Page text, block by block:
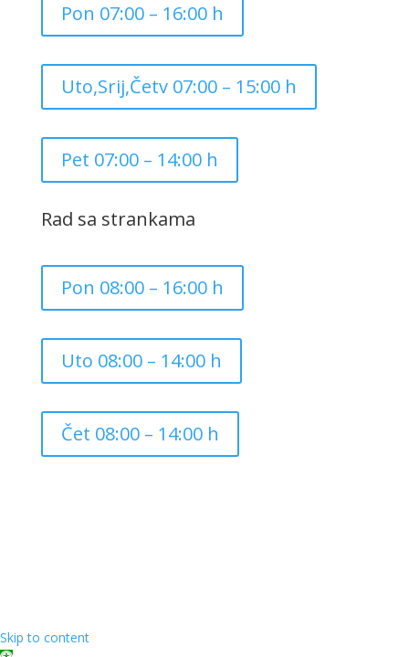
Pon 07:00 – 16:00 h
Uto,Srij,Četv 07:00 – 15:00 h
Pet 07:00 – 14:00 h
Rad sa strankama
Pon 08:00 – 16:00 h
Uto 08:00 – 14:00 h
Čet 08:00 – 14:00 h
Skip to content